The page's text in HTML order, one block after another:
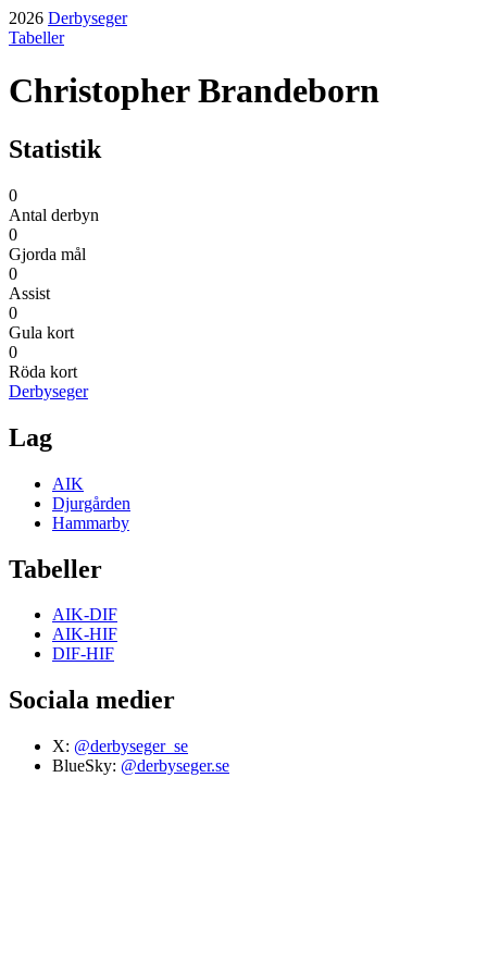
2026 Derbyseger
Tabeller
Christopher Brandeborn
Statistik
0
Antal derbyn
0
Gjorda mål
0
Assist
0
Gula kort
0
Röda kort
Derbyseger
Lag
AIK
Djurgården
Hammarby
Tabeller
AIK-DIF
AIK-HIF
DIF-HIF
Sociala medier
X: @derbyseger_se
BlueSky: @derbyseger.se